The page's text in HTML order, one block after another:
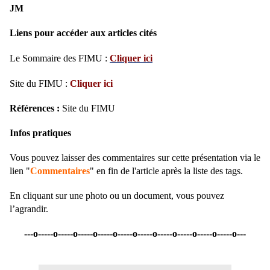
JM
Liens pour accéder aux articles cités
Le Sommaire des FIMU : Cliquer ici
Site du FIMU : Cliquer ici
Références : Site du FIMU
Infos pratiques
Vous pouvez laisser des commentaires sur cette présentation via le
lien "Commentaires" en fin de l'article après la liste des tags.
En cliquant sur une photo ou un document, vous pouvez
l’agrandir.
---o-----o-----o-----o-----o-----o-----o-----o-----o-----o-----o---